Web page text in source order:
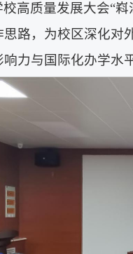
高质量发展大会“
路，为校区深化对
力与国际化办学水